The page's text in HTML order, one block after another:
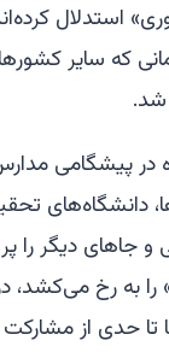
استدلال
که سایر
شد.
در پیشگامی
دانشگاه‌های
و جاهای دیگر را
به رخ می‌کشد،
تا حدی از